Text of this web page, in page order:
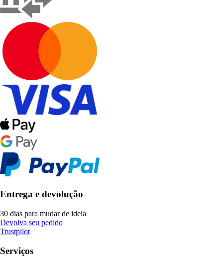
Entrega e devolução
30 dias para mudar de ideia
Devolva seu pedido
Trustpilot
Serviços